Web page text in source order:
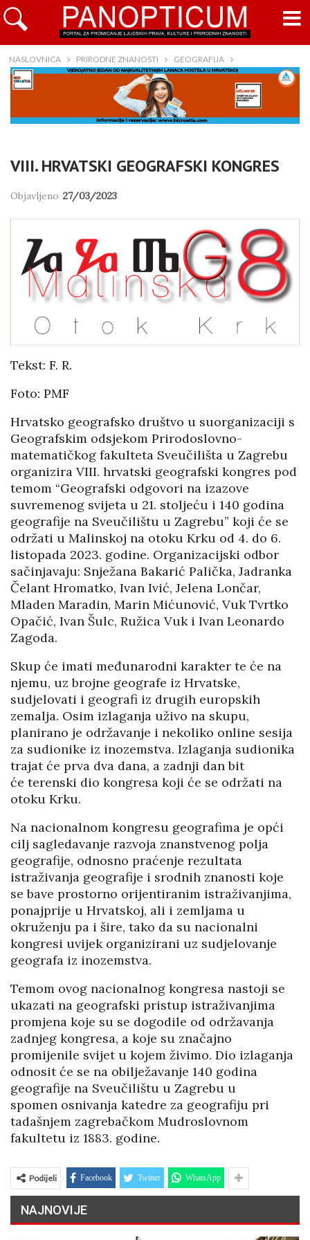
NASLOVNICA PRIRODNE ZNANOSTI GEOGRAFIJA
VIII. HRVATSKI GEOGRAFSKI KONGRES
Objavljeno 27/03/2023
Tekst: F. R.
Foto: PMF
Hrvatsko geografsko društvo u suorganizaciji s
Geografskim odsjekom Prirodoslovno-
matematičkog fakulteta Sveučilišta u Zagrebu
organizira VIII. hrvatski geografski kongres pod
temom “Geografski odgovori na izazove
suvremenog svijeta u 21. stoljeću i 140 godina
geografije na Sveučilištu u Zagrebu” koji će se
održati u Malinskoj na otoku Krku od 4. do 6.
listopada 2023. godine. Organizacijski odbor
sačinjavaju: Snježana Bakarić Palička, Jadranka
Čelant Hromatko, Ivan Ivić, Jelena Lončar,
Mladen Maradin, Marin Mićunović, Vuk Tvrtko
Opačić, Ivan Šulc, Ružica Vuk i Ivan Leonardo
Zagoda.
Skup će imati međunarodni karakter te će na
njemu, uz brojne geografe iz Hrvatske,
sudjelovati i geografi iz drugih europskih
zemalja. Osim izlaganja uživo na skupu,
planirano je održavanje i nekoliko online sesija
za sudionike iz inozemstva. Izlaganja sudionika
trajat će prva dva dana, a zadnji dan bit
će terenski dio kongresa koji će se održati na
otoku Krku.
Na nacionalnom kongresu geografima je opći
cilj sagledavanje razvoja znanstvenog polja
geografije, odnosno praćenje rezultata
istraživanja geografije i srodnih znanosti koje
se bave prostorno orijentiranim istraživanjima,
ponajprije u Hrvatskoj, ali i zemljama u
okruženju pa i šire, tako da su nacionalni
kongresi uvijek organizirani uz sudjelovanje
geografa iz inozemstva.
Temom ovog nacionalnog kongresa nastoji se
ukazati na geografski pristup istraživanjima
promjena koje su se dogodile od održavanja
zadnjeg kongresa, a koje su značajno
promijenile svijet u kojem živimo. Dio izlaganja
odnosit će se na obilježavanje 140 godina
geografije na Sveučilištu u Zagrebu u
spomen osnivanja katedre za geografiju pri
tadašnjem zagrebačkom Mudroslovnom
fakultetu iz 1883. godine.
Podijeli Facebook Twitter WhatsApp
NAJNOVIJE